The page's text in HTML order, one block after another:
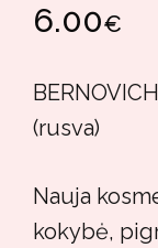
6.00€
(rusva)
Nauja
kokybė,